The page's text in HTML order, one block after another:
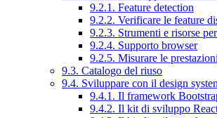
9.2.1. Feature detection
9.2.2. Verificare le feature
9.2.3. Strumenti e risorse
9.2.4. Supporto browser
9.2.5. Misurare le prestazioni
9.3. Catalogo del riuso
9.4. Sviluppare con il design
9.4.1. Il framework
9.4.2. Il kit di sviluppo